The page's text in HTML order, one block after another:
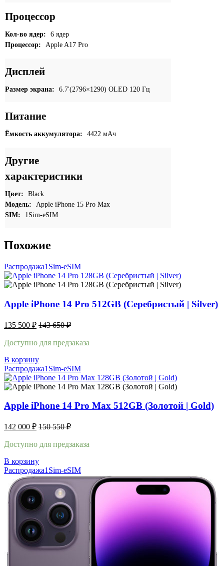
Процессор
Кол-во ядер:
6 ядер
Процессор:
Apple A17 Pro
Дисплей
Размер экрана: 6.7'(2796×1290) OLED 120 Гц
Питание
Ёмкость аккумулятора: 4422 мАч
Другие
характеристики
Цвет:
Black
Модель:
Apple iPhone 15 Pro Max
SIM:
1Sim-eSIM
Похожие
Распродажа1Sim-eSIM
Apple iPhone 14 Pro 512GB (Серебристый | Silver)
135 500 ₽ 143 650₽
Доступно для предзаказа
В корзину
Распродажа1Sim-eSIM
Apple iPhone 14 Pro Max 512GB (Золотой | Gold)
142 000 ₽ 150 550₽
Доступно для предзаказа
В корзину
Распродажа1Sim-eSIM